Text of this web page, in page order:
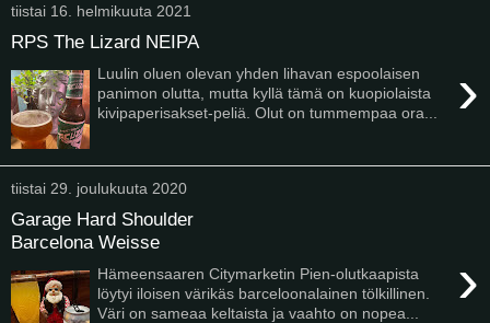
tiistai 16. helmikuuta 2021
RPS The Lizard NEIPA
›
Luulin oluen olevan yhden lihavan espoolaisen
panimon olutta, mutta kyllä tämä on kuopiolaista
kivipaperisakset-peliä. Olut on tummempaa ora...
tiistai 29. joulukuuta 2020
Garage Hard Shoulder
Barcelona Weisse
›
Hämeensaaren Citymarketin Pien-olutkaapista
löytyi iloisen värikäs barceloonalainen tölkillinen.
Väri on sameaa keltaista ja vaahto on nopea...